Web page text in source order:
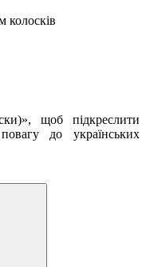
колосків
щоб підкреслити
до українських